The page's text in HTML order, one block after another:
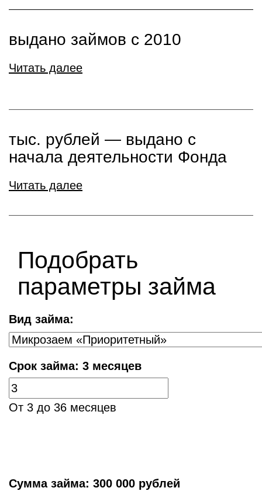
выдано займов с 2010
Читать далее
тыс. рублей ― выдано с
начала деятельности Фонда
Читать далее
Подобрать
параметры займа
Вид займа:
Срок займа: 3 месяцев
От 3 до 36 месяцев
Сумма займа: 300 000 рублей